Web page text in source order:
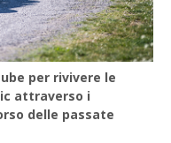
per rivivere le
attraverso i
delle passate